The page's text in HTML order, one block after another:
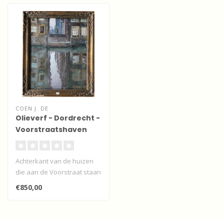
COEN J. DE
Olieverf - Dordrecht -
Voorstraatshaven
Achterkant van de huizen
die aan de Voorstraat staan
en met de achtergevels in
€850,00